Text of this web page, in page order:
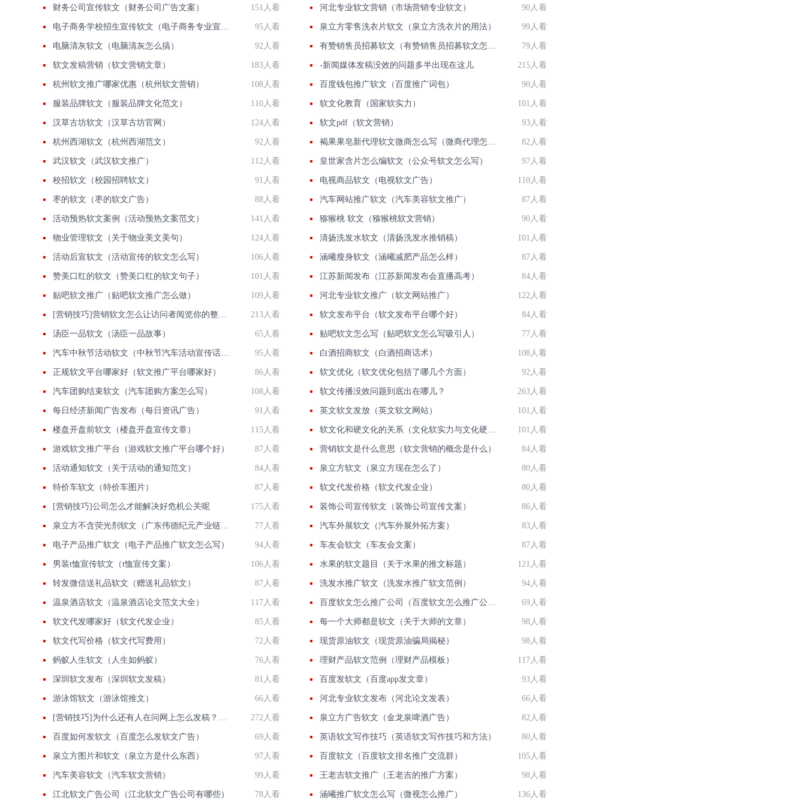
财务公司宣传软文（财务公司广告文案） 151人看 河北专业软文营销（市场营销专业软文） 90人看
电子商务学校招生宣传软文（电子商务专业宣传文案） 95人看 泉立方零售洗衣片软文（泉立方洗衣片的用法） 99人看
电脑清灰软文（电脑清灰怎么搞） 92人看 有赞销售员招募软文（有赞销售员招募软文怎么写） 79人看
软文发稿营销（软文营销文章） 183人看 -新闻媒体发稿没效的问题多半出现在这儿 215人看
杭州软文推广哪家优惠（杭州软文营销） 108人看 百度钱包推广软文（百度推广词包） 90人看
服装品牌软文（服装品牌文化范文） 110人看 软文化教育（国家软实力） 101人看
汉草古坊软文（汉草古坊官网） 124人看 软文pdf（软文营销） 93人看
杭州西湖软文（杭州西湖范文） 92人看 褐果果皂新代理软文微商怎么写（微商代理怎么做） 82人看
武汉软文（武汉软文推广） 112人看 皇世家含片怎么编软文（公众号软文怎么写） 97人看
校招软文（校园招聘软文） 91人看 电视商品软文（电视软文广告） 110人看
枣的软文（枣的软文广告） 88人看 汽车网站推广软文（汽车美容软文推广） 87人看
活动预热软文案例（活动预热文案范文） 141人看 猕猴桃 软文（猕猴桃软文营销） 90人看
物业管理软文（关于物业美文美句） 124人看 清扬洗发水软文（清扬洗发水推销稿） 101人看
活动后宣软文（活动宣传的软文怎么写） 106人看 涵曦瘦身软文（涵曦减肥产品怎么样） 87人看
赞美口红的软文（赞美口红的软文句子） 101人看 江苏新闻发布（江苏新闻发布会直播高考） 84人看
贴吧软文推广（贴吧软文推广怎么做） 109人看 河北专业软文推广（软文网站推广） 122人看
[营销技巧]营销软文怎么让访问者阅览你的整篇文案 213人看 软文发布平台（软文发布平台哪个好） 84人看
汤臣一品软文（汤臣一品故事） 65人看 贴吧软文怎么写（贴吧软文怎么写吸引人） 77人看
汽车中秋节活动软文（中秋节汽车活动宣传话语） 95人看 白酒招商软文（白酒招商话术） 108人看
正规软文平台哪家好（软文推广平台哪家好） 86人看 软文优化（软文优化包括了哪几个方面） 92人看
汽车团购结束软文（汽车团购方案怎么写） 108人看 软文传播没效问题到底出在哪儿？ 263人看
每日经济新闻广告发布（每日资讯广告） 91人看 英文软文发放（英文软文网站） 101人看
楼盘开盘前软文（楼盘开盘宣传文章） 115人看 软文化和硬文化的关系（文化软实力与文化硬实力的相互关系） 101人看
游戏软文推广平台（游戏软文推广平台哪个好） 87人看 营销软文是什么意思（软文营销的概念是什么） 84人看
活动通知软文（关于活动的通知范文） 84人看 泉立方软文（泉立方现在怎么了） 80人看
特价车软文（特价车图片） 87人看 软文代发价格（软文代发企业） 80人看
[营销技巧]公司怎么才能解决好危机公关呢 175人看 装饰公司宣传软文（装饰公司宣传文案） 86人看
泉立方不含荧光剂软文（广东伟德纪元产业链泉立方） 77人看 汽车外展软文（汽车外展外拓方案） 83人看
电子产品推广软文（电子产品推广软文怎么写） 94人看 车友会软文（车友会文案） 87人看
男装t恤宣传软文（t恤宣传文案） 106人看 水果的软文题目（关于水果的推文标题） 121人看
转发微信送礼品软文（赠送礼品软文） 87人看 洗发水推广软文（洗发水推广软文范例） 94人看
温泉酒店软文（温泉酒店论文范文大全） 117人看 百度软文怎么推广公司（百度软文怎么推广公司产品） 69人看
软文代发哪家好（软文代发企业） 85人看 每一个大师都是软文（关于大师的文章） 98人看
软文代写价格（软文代写费用） 72人看 现货原油软文（现货原油骗局揭秘） 98人看
蚂蚁人生软文（人生如蚂蚁） 76人看 理财产品软文范例（理财产品模板） 117人看
深圳软文发布（深圳软文发稿） 81人看 百度发软文（百度app发文章） 93人看
游泳馆软文（游泳馆推文） 66人看 河北专业软文发布（河北论文发表） 66人看
[营销技巧]为什么还有人在问网上怎么发稿？用智慧软文 272人看 泉立方广告软文（金龙泉啤酒广告） 82人看
百度如何发软文（百度怎么发软文广告） 69人看 英语软文写作技巧（英语软文写作技巧和方法） 80人看
泉立方图片和软文（泉立方是什么东西） 97人看 百度软文（百度软文排名推广交流群） 105人看
汽车美容软文（汽车软文营销） 99人看 王老吉软文推广（王老吉的推广方案） 98人看
江北软文广告公司（江北软文广告公司有哪些） 78人看 涵曦推广软文怎么写（微视怎么推广） 136人看